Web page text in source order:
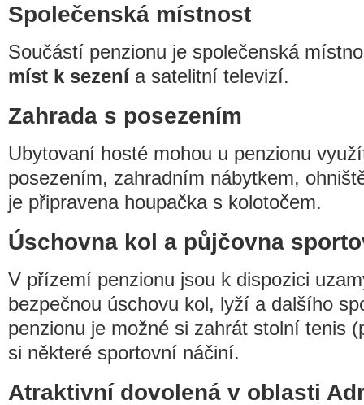
Společenská místnost
Součástí penzionu je společenská
míst k sezenía satelitní televizí.
Zahrada s posezením
Ubytovaní hosté mohou u penzionu
posezením, zahradním nábytkem,
je připravena houpačka s kolotočem.
Úschovna kol a půjčovna
V přízemí penzionu jsou k dispozici
bezpečnou úschovu kol, lyží a dalšího
penzionu je možné si zahrát stolní tenis
si některé sportovní náčiní.
Atraktivní dovolená v oblasti